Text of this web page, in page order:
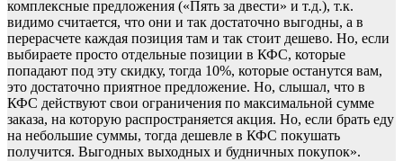
комплексные предложения («Пять за двести» и т.д.), т.к.
видимо считается, что они и так достаточно выгодны, а в
перерасчете каждая позиция там и так стоит дешево. Но, если
выбираете просто отдельные позиции в КФС, которые
попадают под эту скидку, тогда 10%, которые останутся вам,
это достаточно приятное предложение. Но, слышал, что в
КФС действуют свои ограничения по максимальной сумме
заказа, на которую распространяется акция. Но, если брать еду
на небольшие суммы, тогда дешевле в КФС покушать
получится. Выгодных выходных и будничных покупок».